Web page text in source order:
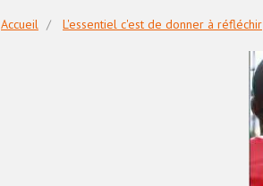
Accueil L'essentiel c'est de donner à réfléchir